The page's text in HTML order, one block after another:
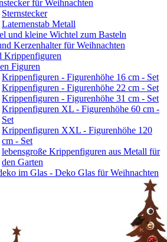
für Weihnachten
Sternstecker
Laternenstab Metall
und kleine Wichtel zum Basteln
Kerzenhalter für Weihnachten
Krippenfiguren
Figuren
Krippenfiguren - Figurenhöhe 16 cm - Set
Krippenfiguren - Figurenhöhe 22 cm - Set
Krippenfiguren - Figurenhöhe 31 cm - Set
Krippenfiguren XL - Figurenhöhe 60 cm -
Set
Krippenfiguren XXL - Figurenhöhe 120
cm - Set
lebensgroße Krippenfiguren aus Metall für
den Garten
im Glas - Deko Glas für Weihnachten